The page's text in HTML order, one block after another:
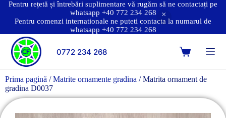
Pentru rețetă și întrebări suplimentare vă rugăm să ne contactați pe
whatsapp +40 772 234 268
Pentru comenzi internationale ne puteti contacta la numarul de
whatsapp +40 772 234 268
0772 234 268
Prima pagină /Matrite ornamente gradina / Matrita ornament de
gradina D0037